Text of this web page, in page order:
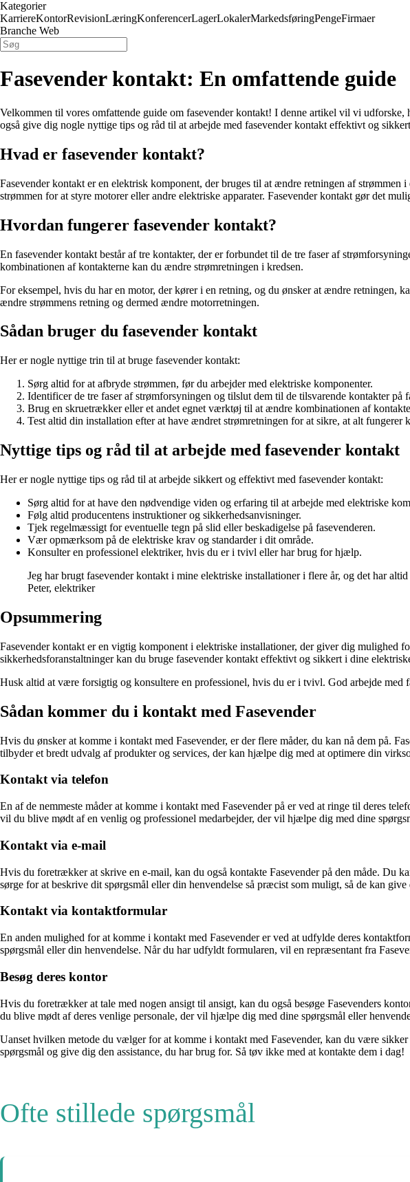
Kategorier
KarriereKontorRevisionLæringKonferencerLagerLokalerMarkedsføringPengeFirmaer
Branche Web
Fasevender kontakt: En omfattende guide
Velkommen til vores omfattende guide om fasevender kontakt! I denne artikel vil vi
også give dig nogle nyttige tips og råd til at arbejde med fasevender kontakt effektivt og
Hvad er fasevender kontakt?
Fasevender kontakt er en elektrisk komponent, der bruges til at ændre retningen af
strømmen for at styre motorer eller andre elektriske apparater. Fasevender kontakt gør det
Hvordan fungerer fasevender kontakt?
En fasevender kontakt består af tre kontakter, der er forbundet til de tre faser af
kombinationen af kontakterne kan du ændre strømretningen i kredsen.
For eksempel, hvis du har en motor, der kører i en retning, og du ønsker at ændre retningen,
ændre strømmens retning og dermed ændre motorretningen.
Sådan bruger du fasevender kontakt
Her er nogle nyttige trin til at bruge fasevender kontakt:
Sørg altid for at afbryde strømmen, før du arbejder med elektriske komponenter.
Identificer de tre faser af strømforsyningen og tilslut dem til de tilsvarende kontakter på
Brug en skruetrækker eller et andet egnet værktøj til at ændre kombinationen af
Test altid din installation efter at have ændret strømretningen for at sikre, at alt fungerer
Nyttige tips og råd til at arbejde med fasevender kontakt
Her er nogle nyttige tips og råd til at arbejde sikkert og effektivt med fasevender kontakt:
Sørg altid for at have den nødvendige viden og erfaring til at arbejde med elektriske
Følg altid producentens instruktioner og sikkerhedsanvisninger.
Tjek regelmæssigt for eventuelle tegn på slid eller beskadigelse på fasevenderen.
Vær opmærksom på de elektriske krav og standarder i dit område.
Konsulter en professionel elektriker, hvis du er i tvivl eller har brug for hjælp.
Jeg har brugt fasevender kontakt i mine elektriske installationer i flere år, og det har
Peter, elektriker
Opsummering
Fasevender kontakt er en vigtig komponent i elektriske installationer, der giver dig mulighed
sikkerhedsforanstaltninger kan du bruge fasevender kontakt effektivt og sikkert i dine
Husk altid at være forsigtig og konsultere en professionel, hvis du er i tvivl. God arbejde med
Sådan kommer du i kontakt med Fasevender
Hvis du ønsker at komme i kontakt med Fasevender, er der flere måder, du kan nå dem på.
tilbyder et bredt udvalg af produkter og services, der kan hjælpe dig med at optimere din
Kontakt via telefon
En af de nemmeste måder at komme i kontakt med Fasevender på er ved at ringe til deres
vil du blive mødt af en venlig og professionel medarbejder, der vil hjælpe dig med dine
Kontakt via e-mail
Hvis du foretrækker at skrive en e-mail, kan du også kontakte Fasevender på den måde. Du
sørge for at beskrive dit spørgsmål eller din henvendelse så præcist som muligt, så de kan give
Kontakt via kontaktformular
En anden mulighed for at komme i kontakt med Fasevender er ved at udfylde deres
spørgsmål eller din henvendelse. Når du har udfyldt formularen, vil en repræsentant fra
Besøg deres kontor
Hvis du foretrækker at tale med nogen ansigt til ansigt, kan du også besøge Fasevenders
du blive mødt af deres venlige personale, der vil hjælpe dig med dine spørgsmål eller
Uanset hvilken metode du vælger for at komme i kontakt med Fasevender, kan du være
spørgsmål og give dig den assistance, du har brug for. Så tøv ikke med at kontakte dem i dag!
Ofte stillede spørgsmål